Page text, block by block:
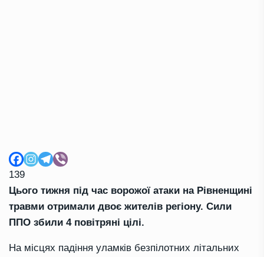
139
Цього тижня під час ворожої атаки на Рівненщині
травми отримали двоє жителів регіону. Сили
ППО збили 4 повітряні цілі.
На місцях падіння уламків безпілотних літальних